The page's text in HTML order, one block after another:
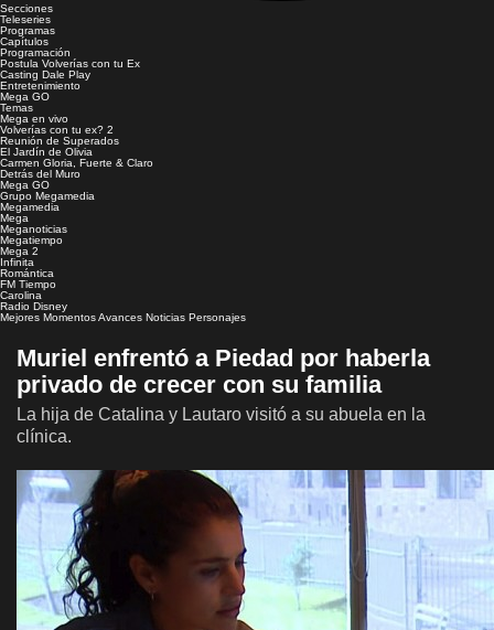
Secciones
Teleseries
Programas
Capítulos
Programación
Postula Volverías con tu Ex
Casting Dale Play
Entretenimiento
Mega GO
Temas
Mega en vivo
Volverías con tu ex? 2
Reunión de Superados
El Jardín de Olivia
Carmen Gloria, Fuerte & Claro
Detrás del Muro
Mega GO
Grupo Megamedia
Megamedia
Mega
Meganoticias
Megatiempo
Mega 2
Infinita
Romántica
FM Tiempo
Carolina
Radio Disney
Mejores MomentosAvances Noticias Personajes
Muriel enfrentó a Piedad por haberla
privado de crecer con su familia
La hija de Catalina y Lautaro visitó a su abuela en la
clínica.